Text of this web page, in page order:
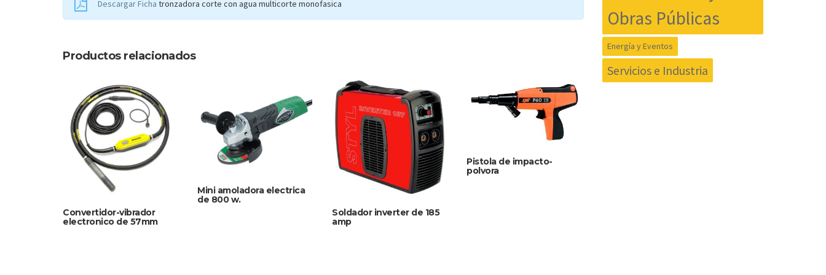
Descargar Ficha tronzadora corte con agua multicorte monofasica
Productos relacionados
Convertidor-vibrador
electronico de 57mm
Mini amoladora electrica
de 800 w.
Soldador inverter de 185
amp
Pistola de impacto-
polvora
Obras Públicas
Energía y Eventos
Servicios e Industria